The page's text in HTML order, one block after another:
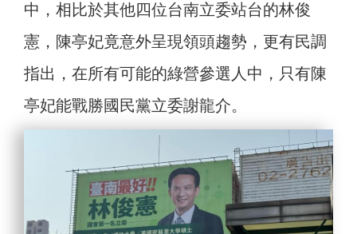
中，相比於其他四位台南立委站台的林俊
憲，陳亭妃竟意外呈現領頭趨勢，更有民調
指出，在所有可能的綠營參選人中，只有陳
亭妃能戰勝國民黨立委謝龍介。